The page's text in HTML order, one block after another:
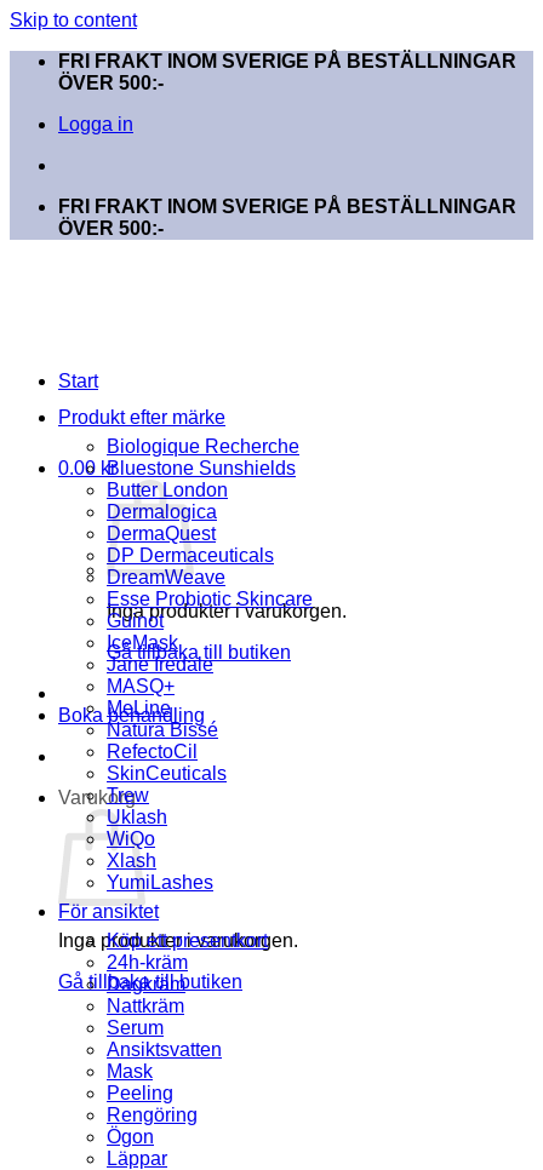
Skip to content
FRI FRAKT INOM SVERIGE PÅ BESTÄLLNINGAR
ÖVER 500:-
Logga in
FRI FRAKT INOM SVERIGE PÅ BESTÄLLNINGAR
ÖVER 500:-
0.00 kr
Inga produkter i varukorgen.
Gå tillbaka till butiken
Boka behandling
Varukorg
Inga produkter i varukorgen.
Gå tillbaka till butiken
Start
Produkt efter märke
Biologique Recherche
Bluestone Sunshields
Butter London
Dermalogica
DermaQuest
DP Dermaceuticals
DreamWeave
Esse Probiotic Skincare
Guinot
IceMask
Jane Iredale
MASQ+
MeLine
Natura Bissé
RefectoCil
SkinCeuticals
Trew
Uklash
WiQo
Xlash
YumiLashes
För ansiktet
Köp ett presentkort
24h-kräm
Dagkräm
Nattkräm
Serum
Ansiktsvatten
Mask
Peeling
Rengöring
Ögon
Läppar